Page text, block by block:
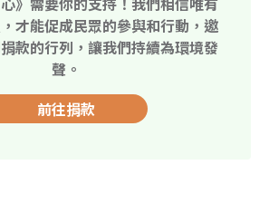
才能促成民眾的參與和行動，邀
款的行列，讓我們持續為環境發
聲。
前往捐款